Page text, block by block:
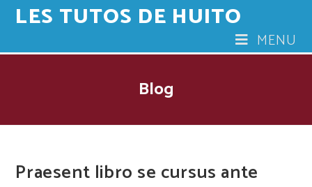
SkipLES TUTOS DE HUITO
MENU
Blog
Praesent libro se cursus ante